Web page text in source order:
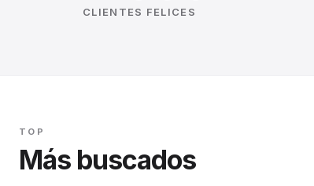
CLIENTES FELICES
TOP
Más buscados